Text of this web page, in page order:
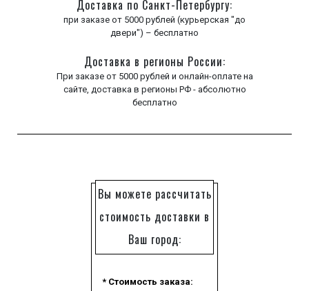
Доставка по Санкт-Петербургу:
при заказе от 5000 рублей (курьерская "до
двери") – бесплатно
Доставка в регионы России:
При заказе от 5000 рублей и онлайн-оплате на
сайте, доставка в регионы РФ - абсолютно
бесплатно
Вы можете рассчитать
стоимость доставки в
Ваш город:
* Стоимость заказа: